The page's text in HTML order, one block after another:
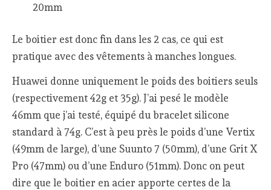
20mm
Le boitier est donc fin dans les 2 cas, ce qui est
pratique avec des vêtements à manches longues.
Huawei donne uniquement le poids des boitiers seuls
(respectivement 42g et 35g). J’ai pesé le modèle
46mm que j’ai testé, équipé du bracelet silicone
standard à 74g. C’est à peu près le poids d’une Vertix
(49mm de large), d’une Suunto 7 (50mm), d’une Grit X
Pro (47mm) ou d’une Enduro (51mm). Donc on peut
dire que le boitier en acier apporte certes de la